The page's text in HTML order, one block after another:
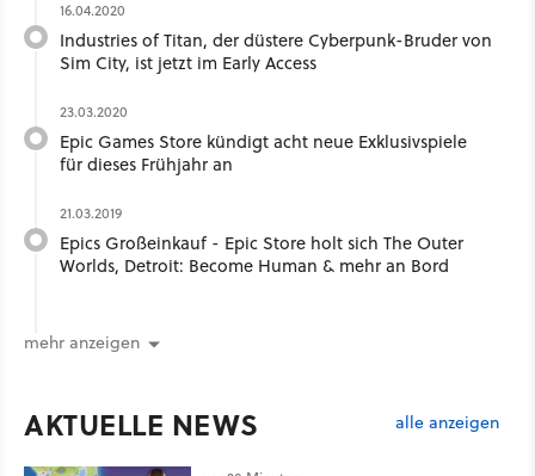
16.04.2020
Industries of Titan, der düstere Cyberpunk-Bruder von
Sim City, ist jetzt im Early Access
23.03.2020
Epic Games Store kündigt acht neue Exklusivspiele
für dieses Frühjahr an
21.03.2019
Epics Großeinkauf - Epic Store holt sich The Outer
Worlds, Detroit: Become Human & mehr an Bord
mehr anzeigen
AKTUELLE NEWS alle anzeigen